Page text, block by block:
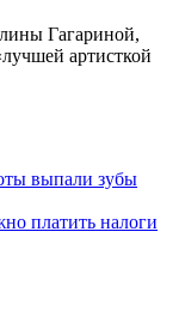
Гагариной,
артисткой
выпали зубы
платить налоги